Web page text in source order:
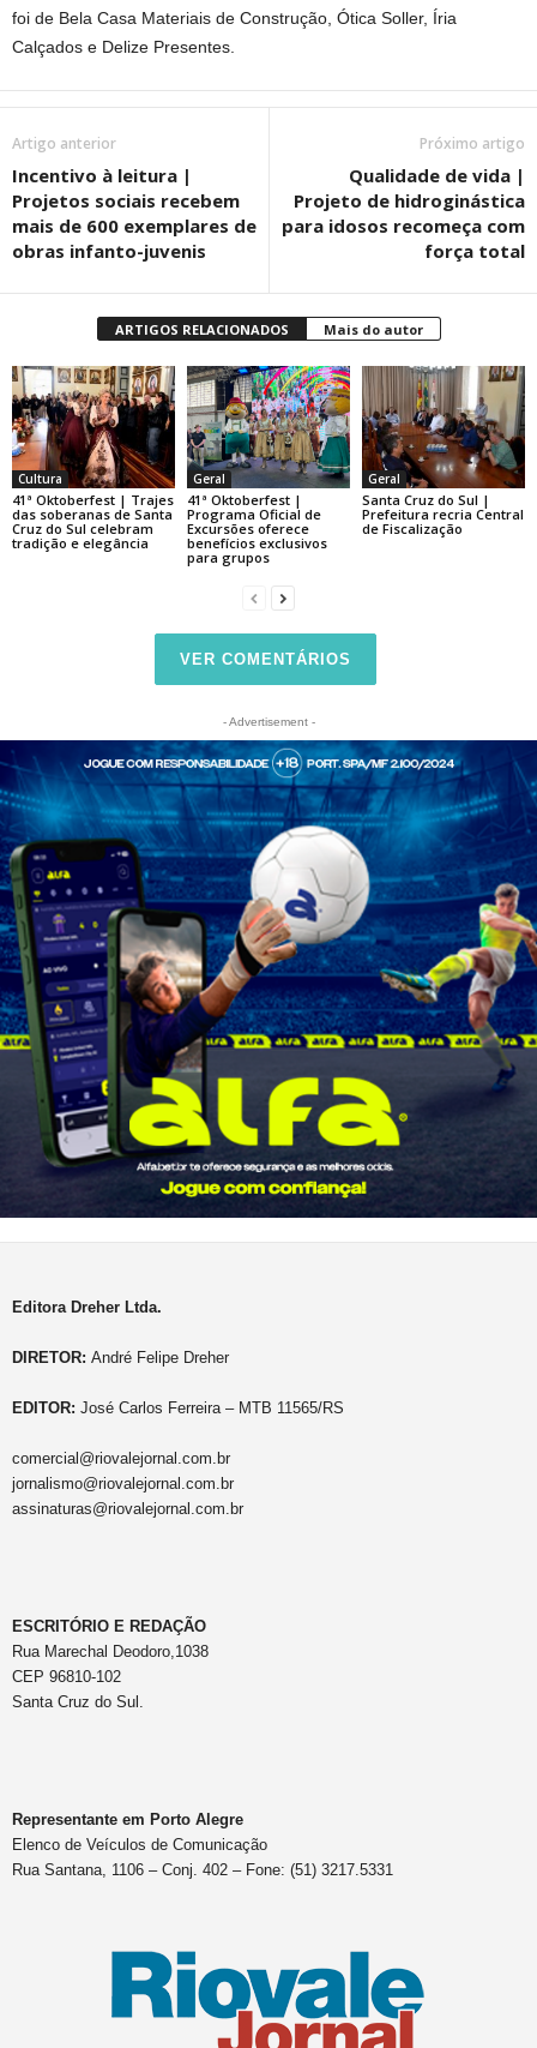
foi de Bela Casa Materiais de Construção, Ótica Soller, Íria
Calçados e Delize Presentes.
Artigo anterior
Incentivo à leitura |
Projetos sociais recebem
mais de 600 exemplares de
obras infanto-juvenis
Próximo artigo
Qualidade de vida |
Projeto de hidroginástica
para idosos recomeça com
força total
ARTIGOS RELACIONADOS Mais do autor
Cultura
41ª Oktoberfest | Trajes
das soberanas de Santa
Cruz do Sul celebram
tradição e elegância
Geral
41ª Oktoberfest |
Programa Oficial de
Excursões oferece
benefícios exclusivos
para grupos
Geral
Santa Cruz do Sul |
Prefeitura recria Central
de Fiscalização
VER COMENTÁRIOS
- Advertisement -
Editora Dreher Ltda.
DIRETOR: André Felipe Dreher
EDITOR: José Carlos Ferreira – MTB 11565/RS
comercial@riovalejornal.com.br
jornalismo@riovalejornal.com.br
assinaturas@riovalejornal.com.br
ESCRITÓRIO E REDAÇÃO
Rua Marechal Deodoro,1038
CEP 96810-102
Santa Cruz do Sul.
Representante em Porto Alegre
Elenco de Veículos de Comunicação
Rua Santana, 1106 – Conj. 402 – Fone: (51) 3217.5331